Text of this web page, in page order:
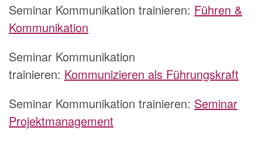
Seminar Kommunikation trainieren: Führen &
Kommunikation
Seminar Kommunikation
trainieren: Kommunizieren als Führungskraft
Seminar Kommunikation trainieren: Seminar
Projektmanagement